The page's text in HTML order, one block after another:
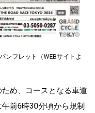
ンフレット（WEBサイトよ
め、コースとなる車道
前6時30分頃から規制